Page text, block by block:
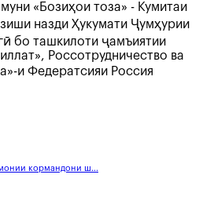
«Бозиҳои тоза» - Кумитаи
назди Ҳукумати Ҷумҳурии
бо ташкилоти ҷамъиятии
Россотрудничество ва
и Федератсияи Россия
кормандони ш...